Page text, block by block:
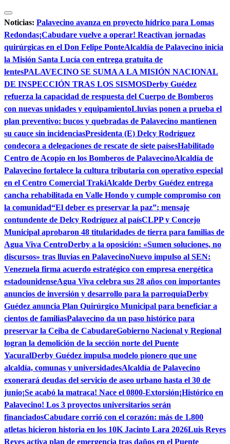
Saltar
al
contenido
Noticias: Palavecino avanza en proyecto hídrico para Lomas
Redondas¡Cabudare vuelve a operar! Reactivan jornadas
quirúrgicas en el Don Felipe PonteAlcaldía de Palavecino inicia
la Misión Santa Lucía con entrega gratuita de
lentesPALAVECINO SE SUMA A LA MISIÓN NACIONAL
DE INSPECCIÓN TRAS LOS SISMOSDerby Guédez
refuerza la capacidad de respuesta del Cuerpo de Bomberos
con nuevas unidades y equipamientoLluvias ponen a prueba el
plan preventivo: bucos y quebradas de Palavecino mantienen
su cauce sin incidenciasPresidenta (E) Delcy Rodríguez
condecora a delegaciones de rescate de siete paísesHabilitado
Centro de Acopio en los Bomberos de PalavecinoAlcaldía de
Palavecino fortalece la cultura tributaria con operativo especial
en el Centro Comercial TrakiAlcalde Derby Guédez entrega
cancha rehabilitada en Valle Hondo y cumple compromiso con
la comunidad“El deber es preservar la paz”: mensaje
contundente de Delcy Rodríguez al paísCLPP y Concejo
Municipal aprobaron 48 titularidades de tierra para familias de
Agua Viva CentroDerby a la oposición: «Sumen soluciones, no
discursos» tras lluvias en PalavecinoNuevo impulso al SEN:
Venezuela firma acuerdo estratégico con empresa energética
estadounidenseAgua Viva celebra sus 28 años con importantes
anuncios de inversión y desarrollo para la parroquiaDerby
Guédez anuncia Plan Quirúrgico Municipal para beneficiar a
cientos de familiasPalavecino da un paso histórico para
preservar la Ceiba de CabudareGobierno Nacional y Regional
logran la demolición de la sección norte del Puente
YacuralDerby Guédez impulsa modelo pionero que une
alcaldía, comunas y universidadesAlcaldía de Palavecino
exonerará deudas del servicio de aseo urbano hasta el 30 de
junio¡Se acabó la matraca! Nace el 0800-Extorsión¡Histórico en
Palavecino! Los 3 proyectos universitarios serán
financiadosCabudare corrió con el corazón: más de 1.800
atletas hicieron historia en los 10K Jacinto Lara 2026Luis Reyes
Reyes activa plan de emergencia tras daños en el Puente